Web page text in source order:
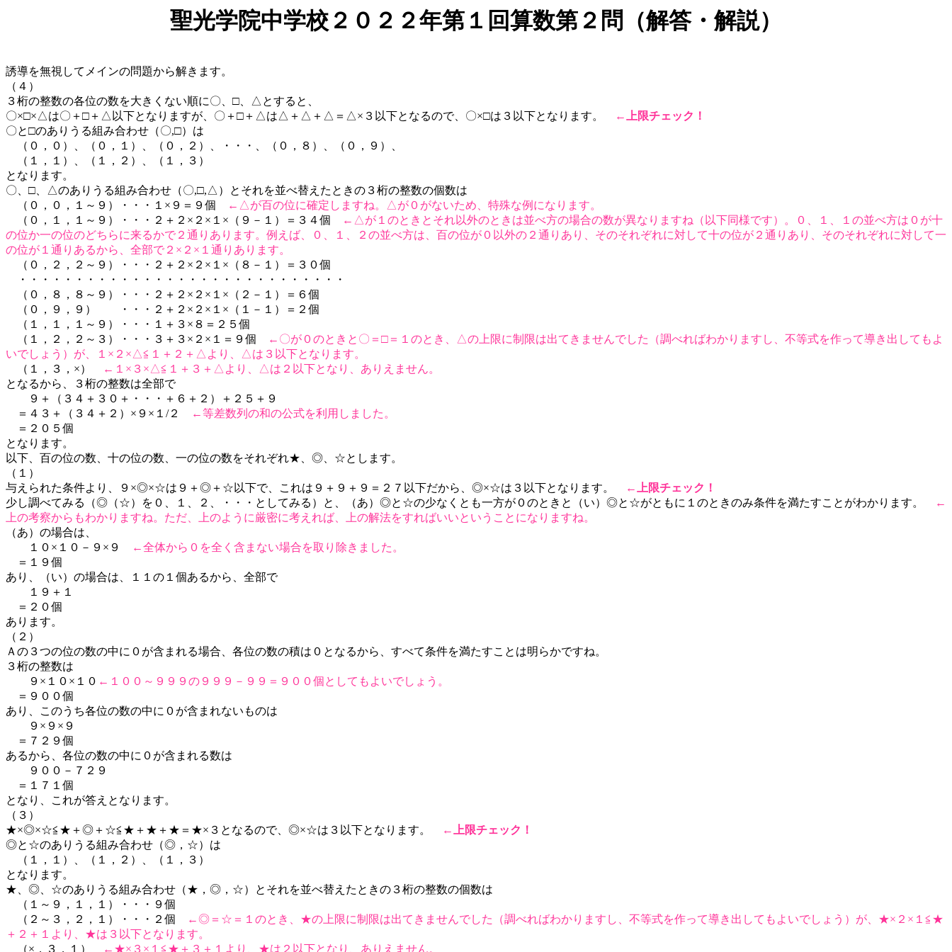
聖光学院中学校２０２２年第１回算数第２問（解答・解説）
誘導を無視してメインの問題から解きます。
（４）
３桁の整数の各位の数を大きくない順に〇、□、△とすると、
〇×□×△は〇＋□＋△以下となりますが、〇＋□＋△は△＋△＋△＝△×３以下となるので、〇×□は３以下となります。
←上限チェック！
〇と□のありうる組み合わせ（〇,□）は
（０，０）、（０，１）、（０，２）、・・・、（０，８）、（０，９）、
（１，１）、（１，２）、（１，３）
となります。
〇、□、△のありうる組み合わせ（〇,□,△）とそれを並べ替えたときの３桁の整数の個数は
（０，０，１～９）・・・１×９＝９個
←△が百の位に確定しますね。△が０がないため、特殊な例になります。
（０，１，１～９）・・・２＋２×２×１×（９－１）＝３４個
←△が１のときとそれ以外のときは並べ方の場合の数が異なりますね（以下同様です）。０、１、１の並べ方は０が十
の位か一の位のどちらに来るかで２通りあります。例えば、０、１、２の並べ方は、百の位が０以外の２通りあり、そのそれぞれに対して十の位が２通りあり、そのそれぞれに対して一
の位が１通りあるから、全部で２×２×１通りあります。
（０，２，２～９）・・・２＋２×２×１×（８－１）＝３０個
・・・・・・・・・・・・・・・・・・・・・・・・・・・・・
（０，８，８～９）・・・２＋２×２×１×（２－１）＝６個
（０，９，９） ・・・２＋２×２×１×（１－１）＝２個
（１，１，１～９）・・・１＋３×８＝２５個
（１，２，２～３）・・・３＋３×２×１＝９個
←〇が０のときと〇＝□＝１のとき、△の上限に制限は出てきませんでした（調べればわかりますし、不等式を作って導き出してもよ
いでしょう）が、１×２×△≦１＋２＋△より、△は３以下となります。
（１，３，×）
←１×３×△≦１＋３＋△より、△は２以下となり、ありえません。
となるから、３桁の整数は全部で
９＋（３４＋３０＋・・・＋６＋２）＋２５＋９
＝４３＋（３４＋２）×９×１/２
←等差数列の和の公式を利用しました。
＝２０５個
となります。
以下、百の位の数、十の位の数、一の位の数をそれぞれ★、◎、☆とします。
（１）
与えられた条件より、９×◎×☆は９＋◎＋☆以下で、これは９＋９＋９＝２７以下だから、◎×☆は３以下となります。
←上限チェック！
少し調べてみる（◎（☆）を０、１、２、・・・としてみる）と、（あ）◎と☆の少なくとも一方が０のときと（い）◎と☆がともに１のときのみ条件を満たすことがわかります。
←
上の考察からもわかりますね。ただ、上のように厳密に考えれば、上の解法をすればいいということになりますね。
（あ）の場合は、
１０×１０－９×９
←全体から０を全く含まない場合を取り除きました。
＝１９個
あり、（い）の場合は、１１の１個あるから、全部で
１９＋１
＝２０個
あります。
（２）
Ａの３つの位の数の中に０が含まれる場合、各位の数の積は０となるから、すべて条件を満たすことは明らかですね。
３桁の整数は
９×１０×１０ ←１００～９９９の９９９－９９＝９００個としてもよいでしょう。
＝９００個
あり、このうち各位の数の中に０が含まれないものは
９×９×９
＝７２９個
あるから、各位の数の中に０が含まれる数は
９００－７２９
＝１７１個
となり、これが答えとなります。
（３）
★×◎×☆≦★＋◎＋☆≦★＋★＋★＝★×３となるので、◎×☆は３以下となります。
←上限チェック！
◎と☆のありうる組み合わせ（◎，☆）は
（１，１）、（１，２）、（１，３）
となります。
★、◎、☆のありうる組み合わせ（★，◎，☆）とそれを並べ替えたときの３桁の整数の個数は
（１～９，１，１）・・・９個
（２～３，２，１）・・・２個
←◎＝☆＝１のとき、★の上限に制限は出てきませんでした（調べればわかりますし、不等式を作って導き出してもよいでしょう）が、★×２×１≦★
＋２＋１より、★は３以下となります。
（×，３，１）
←★×３×１≦★＋３＋１より、★は２以下となり、ありえません。